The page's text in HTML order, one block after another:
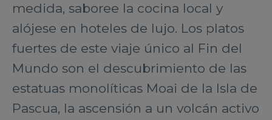
medida, saboree la cocina local y
alójese en hoteles de lujo. Los platos
fuertes de este viaje único al Fin del
Mundo son el descubrimiento de las
estatuas monolíticas Moai de la Isla de
Pascua, la ascensión a un volcán activo